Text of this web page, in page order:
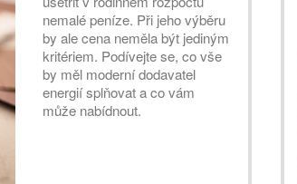
nemalé peníze. Při jeho výběru
by ale cena neměla být jediným
kritériem. Podívejte se, co vše
by měl moderní dodavatel
energií splňovat a co vám
může nabídnout.